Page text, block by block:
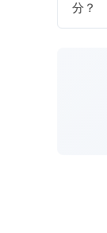
分？